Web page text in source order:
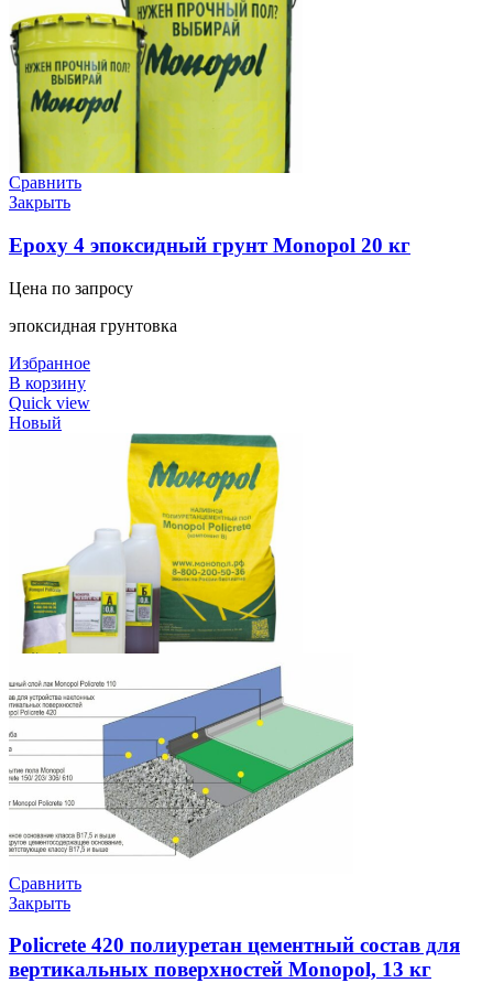
Сравнить
Закрыть
Epoxy 4 эпоксидный грунт Monopol 20 кг
Цена по запросу
эпоксидная грунтовка
Избранное
В корзину
Quick view
Новый
Сравнить
Закрыть
Policrete 420 полиуретан цементный состав для
вертикальных поверхностей Monopol, 13 кг